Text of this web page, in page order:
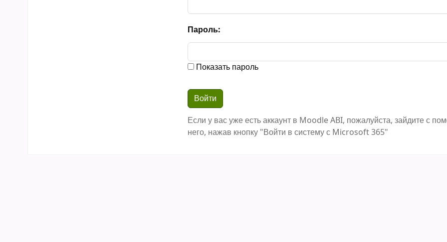
Пароль:
Показать пароль
Если у вас уже есть аккаунт в Moodle ABI, пожалуйста, зайдите с
него, нажав кнопку "Войти в систему с Microsoft 365"